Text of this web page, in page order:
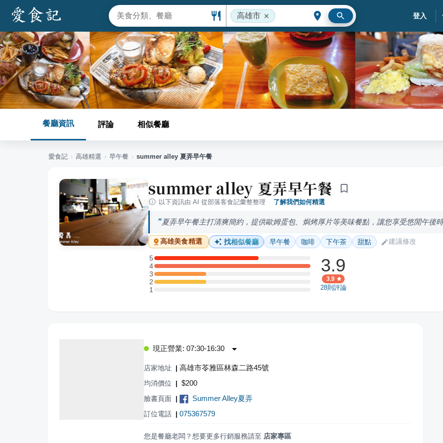
高雄市 登入
餐廳資訊 評論 相似餐廳
愛食記 › 高雄精選 › 早午餐 › summer alley 夏弄早午餐
summer alley 夏弄早午餐
以下資訊由 AI 從部落客食記彙整整理 · 了解我們如何精選
夏弄早午餐主打清爽簡約，提供歐姆蛋包、焗烤厚片等美味餐點，讓您享受悠閒午後
高雄美食精選 找相似餐廳 早午餐 咖啡 下午茶 甜點 建議修改
5
5 星：2 則評論
4
4 星：3 則評論
3
3 星：1 則評論
2
2 星：1 則評論
11 星：0 則評論
3.9
3.9
28則評論
現正營業: 07:30-16:30
店家地址 | 高雄市苓雅區林森二路45號
均消價位 | $200
臉書頁面 | Summer Alley夏弄
訂位電話 | 075367579
您是餐廳老闆？想要更多行銷服務請至 店家專區